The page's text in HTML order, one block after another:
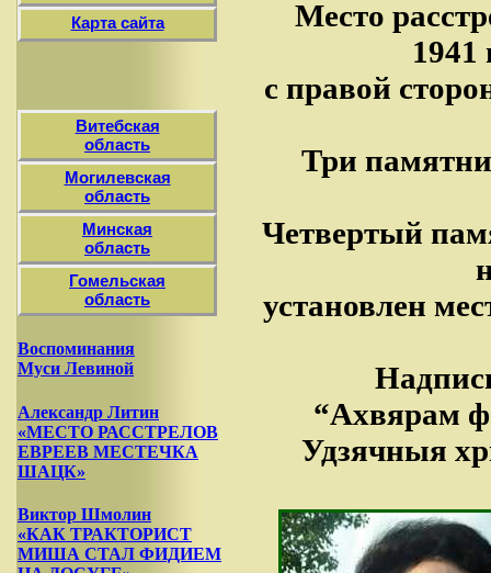
Карта сайта
Витебская
область
Могилевская
область
Минская
область
Гомельская
область
Воспоминания
Муси Левиной
Александр Литин
«МЕСТО РАССТРЕЛОВ
ЕВРЕЕВ МЕСТЕЧКА
ШАЦК»
Виктор Шмолин
«КАК ТРАКТОРИСТ
МИША СТАЛ ФИДИЕМ
Место
1941
с правой
Три
Четвертый
установлен
“Ахвярам
Удзячныя